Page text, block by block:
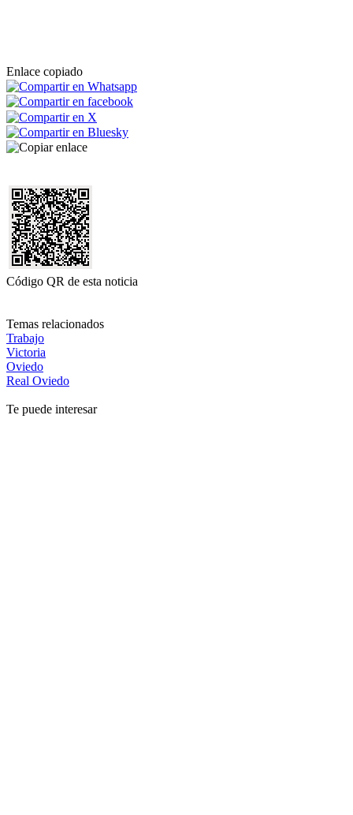
Enlace copiado
Código QR de esta noticia
Temas relacionados
Trabajo
Victoria
Oviedo
Real Oviedo
Te puede interesar